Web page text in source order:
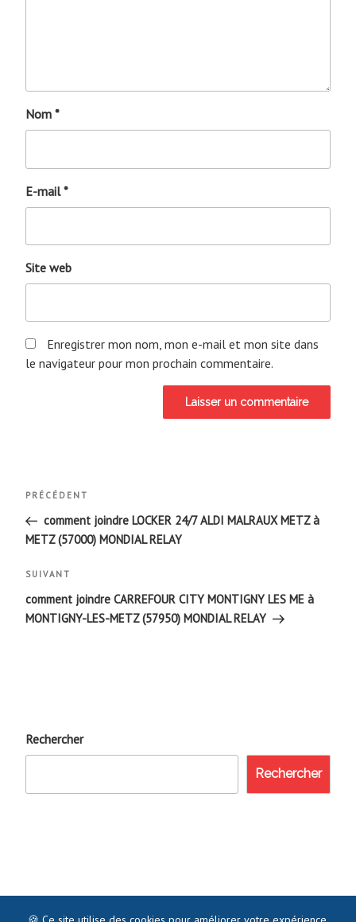
Nom *
E-mail*
Site web
Enregistrer mon nom, mon e-mail et mon site dans
le navigateur pour mon prochain commentaire.
Navigation
de
l’article
Article
précédent
PRÉCÉDENT
comment joindre LOCKER 24/7 ALDI MALRAUX METZ à
METZ (57000) MONDIAL RELAY
Article
suivant
SUIVANT
comment joindre CARREFOUR CITY MONTIGNY LES ME à
MONTIGNY-LES-METZ (57950) MONDIAL RELAY
Rechercher
Rechercher